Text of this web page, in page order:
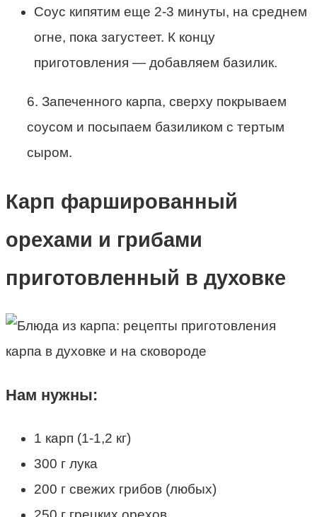
Соус кипятим еще 2-3 минуты, на среднем
огне, пока загустеет. К концу
приготовления — добавляем базилик.
6. Запеченного карпа, сверху покрываем
соусом и посыпаем базиликом с тертым
сыром.
Карп фаршированный
орехами и грибами
приготовленный в духовке
Нам нужны:
1 карп (1-1,2 кг)
300 г лука
200 г свежих грибов (любых)